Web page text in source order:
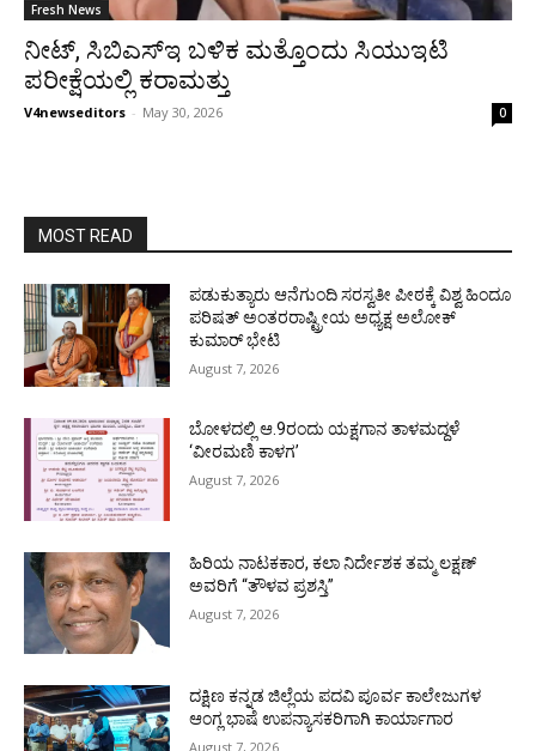
Fresh News
ನೀಟ್, ಸಿಬಿಎಸ್‍ಇ ಬಳಿಕ ಮತ್ತೊಂದು ಸಿಯುಇಟಿ
ಪರೀಕ್ಷೆಯಲ್ಲಿ ಕರಾಮತ್ತು
V4newseditors - May 30, 2026 0
MOST READ
ಪಡುಕುತ್ಯಾರು ಆನೆಗುಂದಿ ಸರಸ್ವತೀ ಪೀಠಕ್ಕೆ ವಿಶ್ವ ಹಿಂದೂ
ಪರಿಷತ್ ಅಂತರರಾಷ್ಟ್ರೀಯ ಅಧ್ಯಕ್ಷ ಅಲೋಕ್
ಕುಮಾರ್ ಭೇಟಿ
August 7, 2026
ಬೋಳದಲ್ಲಿ ಆ.9ರಂದು ಯಕ್ಷಗಾನ ತಾಳಮದ್ದಳೆ
‘ವೀರಮಣಿ ಕಾಳಗ’
August 7, 2026
ಹಿರಿಯ ನಾಟಕಕಾರ, ಕಲಾ ನಿರ್ದೇಶಕ ತಮ್ಮ ಲಕ್ಷಣ್
ಅವರಿಗೆ “ತೌಳವ ಪ್ರಶಸ್ತಿ”
August 7, 2026
ದಕ್ಷಿಣ ಕನ್ನಡ ಜಿಲ್ಲೆಯ ಪದವಿ ಪೂರ್ವ ಕಾಲೇಜುಗಳ
ಆಂಗ್ಲ ಭಾಷೆ ಉಪನ್ಯಾಸಕರಿಗಾಗಿ ಕಾರ್ಯಾಗಾರ
August 7, 2026